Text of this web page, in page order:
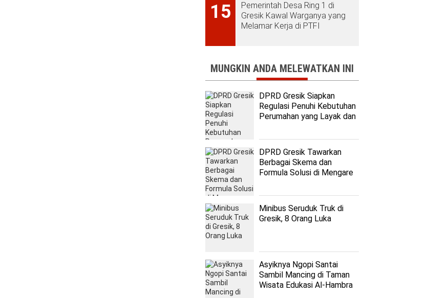
15
Pemerintah Desa Ring 1 di
Gresik Kawal Warganya yang
Melamar Kerja di PTFI
MUNGKIN ANDA MELEWATKAN INI
DPRD Gresik Siapkan
Regulasi Penuhi Kebutuhan
Perumahan yang Layak dan
DPRD Gresik Tawarkan
Berbagai Skema dan
Formula Solusi di Mengare
Minibus Seruduk Truk di
Gresik, 8 Orang Luka
Asyiknya Ngopi Santai
Sambil Mancing di Taman
Wisata Edukasi Al-Hambra